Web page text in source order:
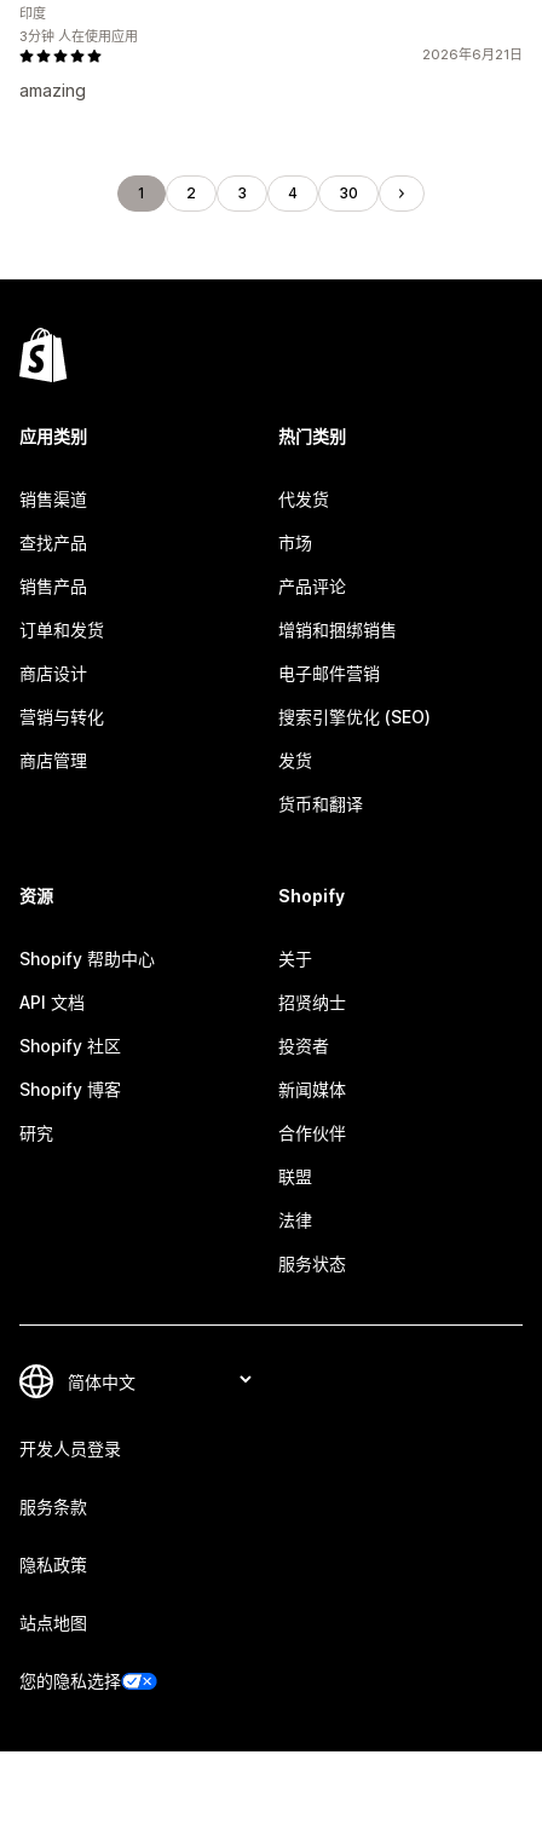
2026年6月21日
amazing
印度
3分钟 人在使用应用
1 2 3 4 30
应用类别
销售渠道
查找产品
销售产品
订单和发货
商店设计
营销与转化
商店管理
热门类别
代发货
市场
产品评论
增销和捆绑销售
电子邮件营销
搜索引擎优化 (SEO)
发货
货币和翻译
资源
Shopify 帮助中心
API 文档
Shopify 社区
Shopify 博客
研究
Shopify
关于
招贤纳士
投资者
新闻媒体
合作伙伴
联盟
法律
服务状态
开发人员登录
服务条款
隐私政策
站点地图
您的隐私选择